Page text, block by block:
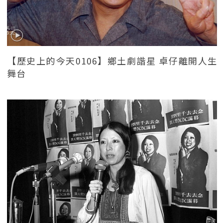
【歷史上的今天0106】鄉土劇諧星 卓仔離開人生
舞台